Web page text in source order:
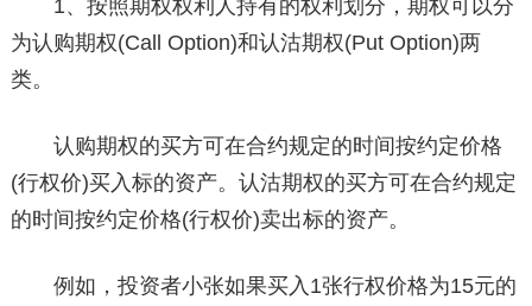
1、按照期权权利人持有的权利划分，期权可以分
为认购期权(Call Option)和认沽期权(Put Option)两
类。
认购期权的买方可在合约规定的时间按约定价格
(行权价)买入标的资产。认沽期权的买方可在合约规定
的时间按约定价格(行权价)卖出标的资产。
例如，投资者小张如果买入1张行权价格为15元的